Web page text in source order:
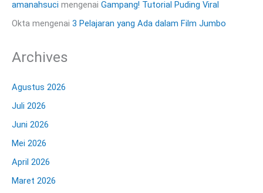
amanahsuci mengenai Gampang! Tutorial Puding Viral
Okta mengenai 3 Pelajaran yang Ada dalam Film Jumbo
Archives
Agustus 2026
Juli 2026
Juni 2026
Mei 2026
April 2026
Maret 2026